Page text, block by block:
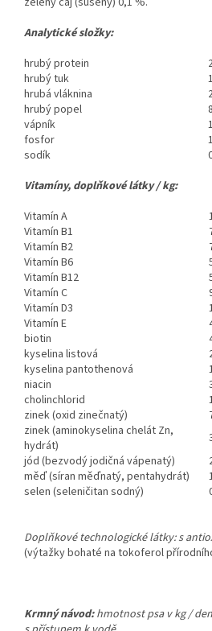
Analytické složky:
hrubý protein
hrubý tuk
hrubá vláknina
hrubý popel
vápník
fosfor
sodík
Vitamíny, doplňkové látky / kg:
Vitamín A
Vitamín B1
Vitamín B2
Vitamín B6
Vitamín B12
Vitamín C
Vitamín D3
Vitamín E
biotin
kyselina listová
kyselina pantothenová
niacin
cholinchlorid
zinek (oxid zinečnatý)
zinek (aminokyselina chelát Zn,
hydrát)
jód (bezvodý jodičná vápenatý)
měď (síran měďnatý, pentahydrát)
selen (seleničitan sodný)
Doplňkové technologické látky: s
(výtažky bohaté na tokoferol
Krmný návod:hmotnost psa v kg /